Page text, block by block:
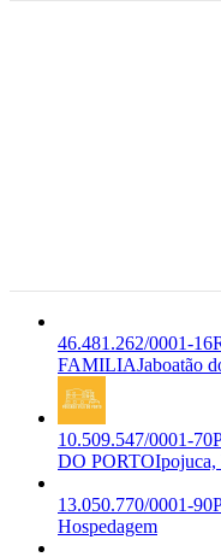
46.481.262/0001-16
FAMILIAJaboatão
10.509.547/0001-70
DO PORTOIpojuca,
13.050.770/0001-90
Hospedagem